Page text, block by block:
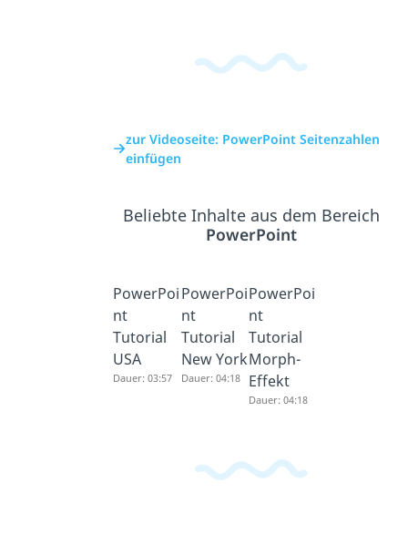
zur Videoseite: PowerPoint Seitenzahlen
einfügen
Beliebte Inhalte aus dem Bereich
PowerPoint
PowerPoi
nt
Tutorial
USA
Dauer: 03:57
PowerPoi
nt
Tutorial
New York
Dauer: 04:18
PowerPoi
nt
Tutorial
Morph-
Effekt
Dauer: 04:18